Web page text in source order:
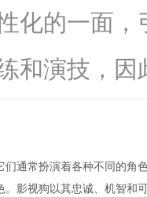
化的一面
和演技，因
通常扮演着各种不同的角
影视狗以其忠诚、机智和